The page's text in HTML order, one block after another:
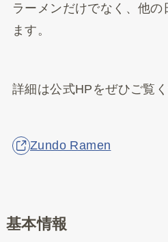
ラーメンだけでなく、他
ます。
詳細は公式HPをぜひご覧く
Zundo Ramen
基本情報